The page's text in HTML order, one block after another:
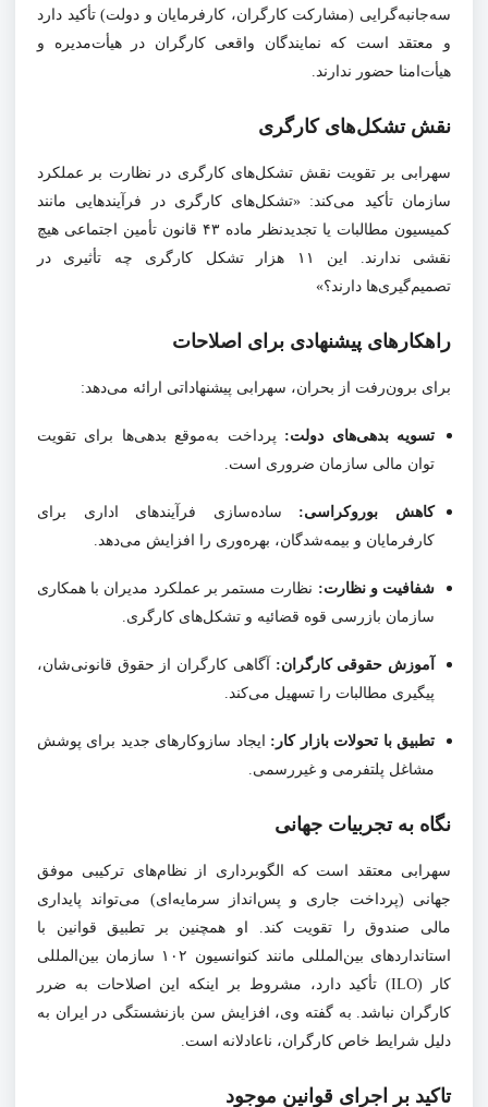
سه‌جانبه‌گرایی (مشارکت کارگران، کارفرمایان و دولت) تأکید دارد
و معتقد است که نمایندگان واقعی کارگران در هیأت‌مدیره و
هیأت‌امنا حضور ندارند.
نقش تشکل‌های کارگری
سهرابی بر تقویت نقش تشکل‌های کارگری در نظارت بر عملکرد
سازمان تأکید می‌کند: «تشکل‌های کارگری در فرآیندهایی مانند
کمیسیون مطالبات یا تجدیدنظر ماده ۴۳ قانون تأمین اجتماعی هیچ
نقشی ندارند. این ۱۱ هزار تشکل کارگری چه تأثیری در
تصمیم‌گیری‌ها دارند؟»
راهکارهای پیشنهادی برای اصلاحات
برای برون‌رفت از بحران، سهرابی پیشنهاداتی ارائه می‌دهد:
تسویه بدهی‌های دولت: پرداخت به‌موقع بدهی‌ها برای تقویت
توان مالی سازمان ضروری است.
کاهش بوروکراسی: ساده‌سازی فرآیندهای اداری برای
کارفرمایان و بیمه‌شدگان، بهره‌وری را افزایش می‌دهد.
شفافیت و نظارت: نظارت مستمر بر عملکرد مدیران با همکاری
سازمان بازرسی قوه قضائیه و تشکل‌های کارگری.
آموزش حقوقی کارگران: آگاهی کارگران از حقوق قانونی‌شان،
پیگیری مطالبات را تسهیل می‌کند.
تطبیق با تحولات بازار کار: ایجاد سازوکارهای جدید برای پوشش
مشاغل پلتفرمی و غیررسمی.
نگاه به تجربیات جهانی
سهرابی معتقد است که الگوبرداری از نظام‌های ترکیبی موفق
جهانی (پرداخت جاری و پس‌انداز سرمایه‌ای) می‌تواند پایداری
مالی صندوق را تقویت کند. او همچنین بر تطبیق قوانین با
استانداردهای بین‌المللی مانند کنوانسیون ۱۰۲ سازمان بین‌المللی
کار (ILO) تأکید دارد، مشروط بر اینکه این اصلاحات به ضرر
کارگران نباشد. به گفته وی، افزایش سن بازنشستگی در ایران به
دلیل شرایط خاص کارگران، ناعادلانه است.
تاکید بر اجرای قوانین موجود